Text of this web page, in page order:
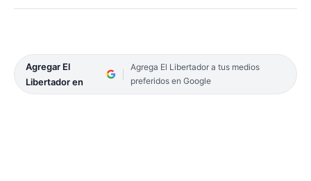
Agregar El
Libertador en
Agrega El Libertador a tus medios
preferidos en Google